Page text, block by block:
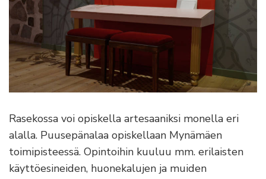
Rasekossa voi opiskella artesaaniksi monella eri
alalla. Puusepänalaa opiskellaan Mynämäen
toimipisteessä. Opintoihin kuuluu mm. erilaisten
käyttöesineiden, huonekalujen ja muiden